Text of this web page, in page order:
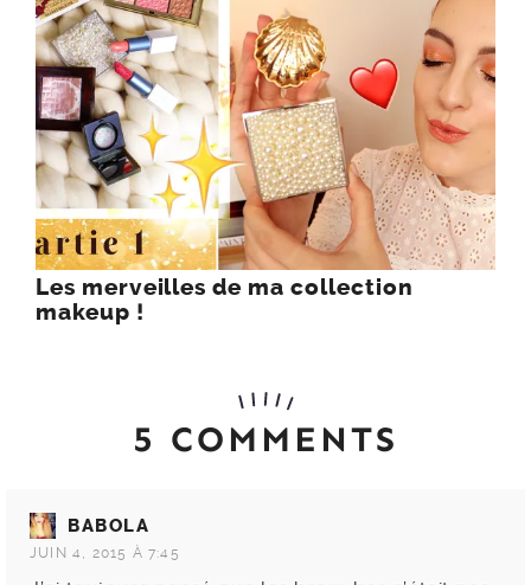
Les merveilles de ma collection
makeup !
5 COMMENTS
BABOLA
JUIN 4, 2015 À 7:45